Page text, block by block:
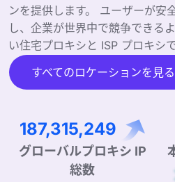
ンを提供します。 ユーザーが安
し、企業が世界中で競争できる
い住宅プロキシと ISP プロキシで
すべてのロケーションを見る
294,156,854
グローバルプロキシ IP
総数